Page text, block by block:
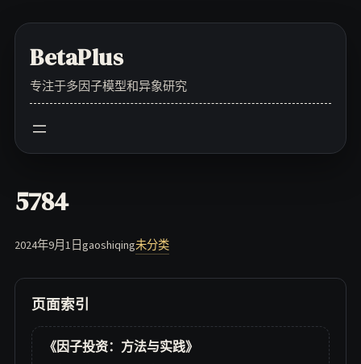
contentBetaPlus
专注于多因子模型和异象研究
5784
2024年9月1日gaoshiqing未分类
页面索引
《因子投资：方法与实践》